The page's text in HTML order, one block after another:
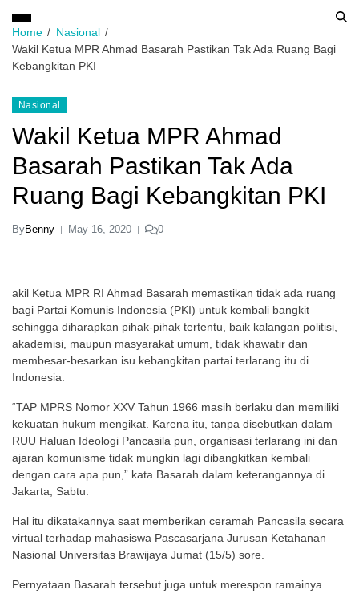
Home
Nasional
Wakil Ketua MPR Ahmad Basarah Pastikan Tak Ada Ruang Bagi
Kebangkitan PKI
Nasional
Wakil Ketua MPR Ahmad
Basarah Pastikan Tak Ada
Ruang Bagi Kebangkitan PKI
ByBenny May 16, 2020 0
akil Ketua MPR RI Ahmad Basarah memastikan tidak ada ruang
bagi Partai Komunis Indonesia (PKI) untuk kembali bangkit
sehingga diharapkan pihak-pihak tertentu, baik kalangan politisi,
akademisi, maupun masyarakat umum, tidak khawatir dan
membesar-besarkan isu kebangkitan partai terlarang itu di
Indonesia.
“TAP MPRS Nomor XXV Tahun 1966 masih berlaku dan memiliki
kekuatan hukum mengikat. Karena itu, tanpa disebutkan dalam
RUU Haluan Ideologi Pancasila pun, organisasi terlarang ini dan
ajaran komunisme tidak mungkin lagi dibangkitkan kembali
dengan cara apa pun,” kata Basarah dalam keterangannya di
Jakarta, Sabtu.
Hal itu dikatakannya saat memberikan ceramah Pancasila secara
virtual terhadap mahasiswa Pascasarjana Jurusan Ketahanan
Nasional Universitas Brawijaya Jumat (15/5) sore.
Pernyataan Basarah tersebut juga untuk merespon ramainya